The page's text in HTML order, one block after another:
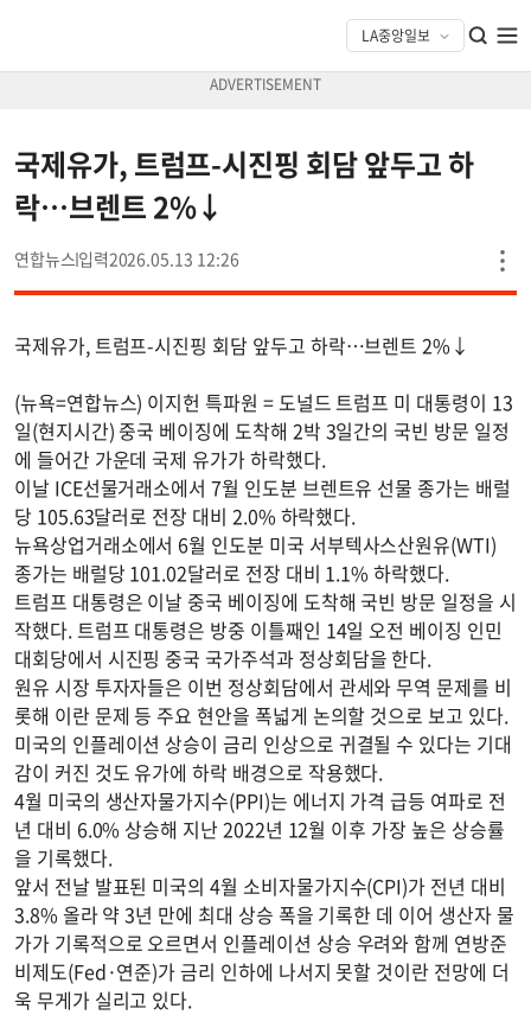
국제유가, 트럼프-시진핑 회담 앞두고 하
락…브렌트 2%↓
연합뉴스 2026.05.13 12:26
국제유가, 트럼프-시진핑 회담 앞두고 하락…브렌트 2%↓
(뉴욕=연합뉴스) 이지헌 특파원 = 도널드 트럼프 미 대통령이 13
일(현지시간) 중국 베이징에 도착해 2박 3일간의 국빈 방문 일정
에 들어간 가운데 국제 유가가 하락했다.
이날 ICE선물거래소에서 7월 인도분 브렌트유 선물 종가는 배럴
당 105.63달러로 전장 대비 2.0% 하락했다.
뉴욕상업거래소에서 6월 인도분 미국 서부텍사스산원유(WTI)
종가는 배럴당 101.02달러로 전장 대비 1.1% 하락했다.
트럼프 대통령은 이날 중국 베이징에 도착해 국빈 방문 일정을 시
작했다. 트럼프 대통령은 방중 이틀째인 14일 오전 베이징 인민
대회당에서 시진핑 중국 국가주석과 정상회담을 한다.
원유 시장 투자자들은 이번 정상회담에서 관세와 무역 문제를 비
롯해 이란 문제 등 주요 현안을 폭넓게 논의할 것으로 보고 있다.
미국의 인플레이션 상승이 금리 인상으로 귀결될 수 있다는 기대
감이 커진 것도 유가에 하락 배경으로 작용했다.
4월 미국의 생산자물가지수(PPI)는 에너지 가격 급등 여파로 전
년 대비 6.0% 상승해 지난 2022년 12월 이후 가장 높은 상승률
을 기록했다.
앞서 전날 발표된 미국의 4월 소비자물가지수(CPI)가 전년 대비
3.8% 올라 약 3년 만에 최대 상승 폭을 기록한 데 이어 생산자 물
가가 기록적으로 오르면서 인플레이션 상승 우려와 함께 연방준
비제도(Fed·연준)가 금리 인하에 나서지 못할 것이란 전망에 더
욱 무게가 실리고 있다.